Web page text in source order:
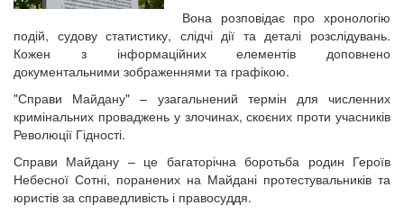
Вона розповідає про хронологію
подій, судову статистику, слідчі дії та деталі розслідувань.
Кожен з інформаційних елементів доповнено
документальними зображеннями та графікою.
"Справи Майдану" – узагальнений термін для численних
кримінальних проваджень у злочинах, скоєних проти учасників
Революції Гідності.
Справи Майдану – це багаторічна боротьба родин Героїв
Небесної Сотні, поранених на Майдані протестувальників та
юристів за справедливість і правосуддя.